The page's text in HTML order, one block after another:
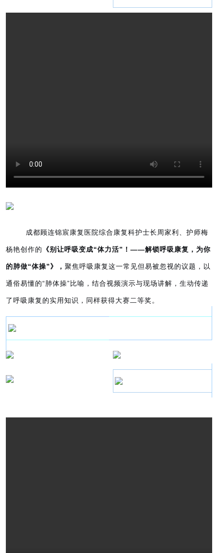
成都顾连锦宸康复医院综合康复科护士长周家利、护师梅
杨艳创作的 《别让呼吸变成“体力活”！——解锁呼吸康复，为你
的肺做“体操”》 ， 聚焦呼吸康复这一常见但易被忽视的议题，以
通俗易懂的“肺体操”比喻，结合视频演示与现场讲解，生动传递
了呼吸康复的实用知识， 同样获得大赛二等奖。